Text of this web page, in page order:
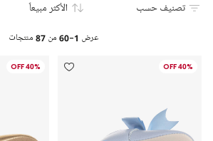
تصنيف حسب الأكثر مبيعاً
عرض 1-60 من 87 منتجات
40% OFF
40% OFF